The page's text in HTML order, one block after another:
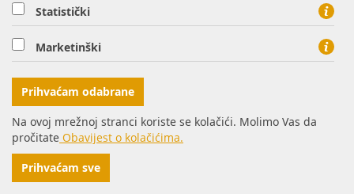
07.12.2019. Neplanirani radovi na plinskoj mreži -
Bistrinci
09.12.2019. Neplanirani radovi na plinskoj mreži -
Bistrinci
10.12.2019. Planirani radovi na plinskoj mreži - Slatina
Statistički
Marketinški
Prihvaćam odabrane
Na ovoj mrežnoj stranci koriste se kolačići. Molimo Vas da
pročitate Obavijest o kolačićima.
Prihvaćam sve